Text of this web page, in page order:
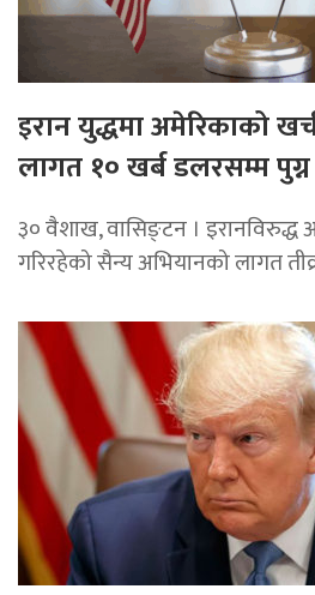
इरान युद्धमा अमेरिकाको
लागत १० खर्ब डलरसम्म
३० वैशाख, वासिङ्टन । इरानविरुद्ध
गरिरहेको सैन्य अभियानको लागत